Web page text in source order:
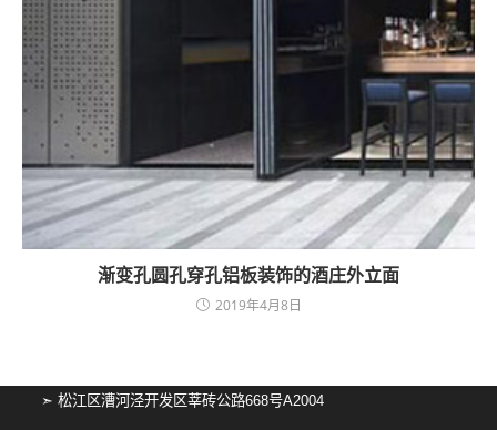
渐变孔圆孔穿孔铝板装饰的酒庄外立面
2019年4月8日
➣ 松江区漕河泾开发区莘砖公路668号A2004